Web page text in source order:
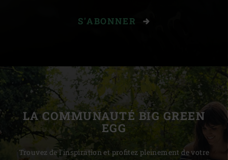
S'ABONNER
LA COMMUNAUTÉ BIG GREEN
EGG
Trouvez de l'inspiration et profitez pleinement de votre